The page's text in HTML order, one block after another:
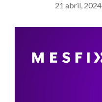
21 abril, 2024